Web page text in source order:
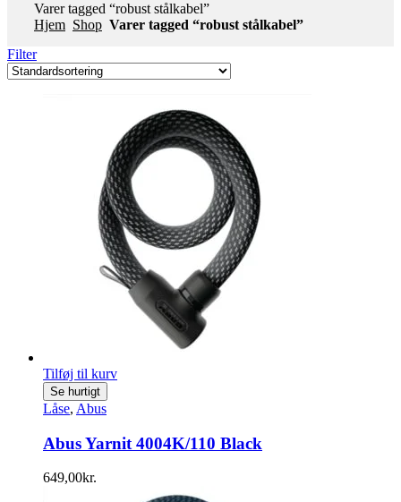
Varer tagged “robust stålkabel”
Hjem Shop Varer tagged “robust stålkabel”
Filter
Tilføj til kurv
Se hurtigt
Låse, Abus
Abus Yarnit 4004K/110 Black
649,00kr.